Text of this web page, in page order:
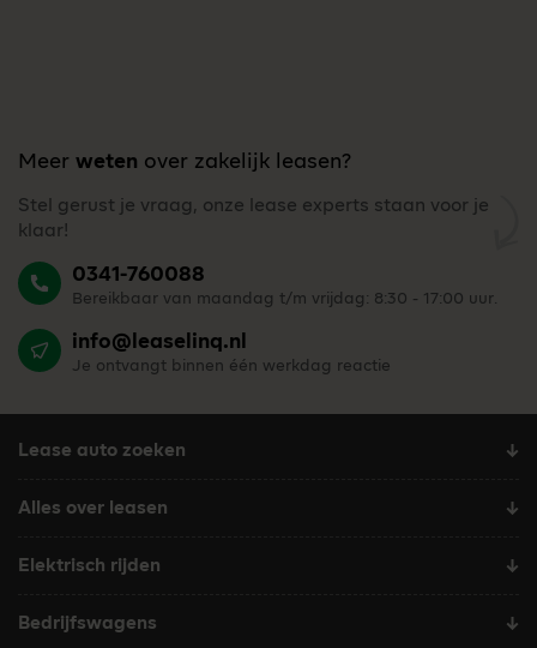
Meer weten over zakelijk leasen?
Stel gerust je vraag, onze lease experts staan voor je
klaar!
0341-760088
Bereikbaar van maandag t/m vrijdag: 8:30 - 17:00 uur.
info@leaselinq.nl
Je ontvangt binnen één werkdag reactie
Lease auto zoeken
Alles over leasen
Elektrisch rijden
Bedrijfswagens